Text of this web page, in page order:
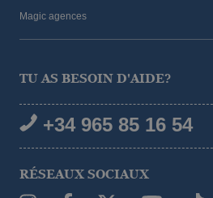
Magic agences
TU AS BESOIN D'AIDE?
+34 965 85 16 54
RÉSEAUX SOCIAUX